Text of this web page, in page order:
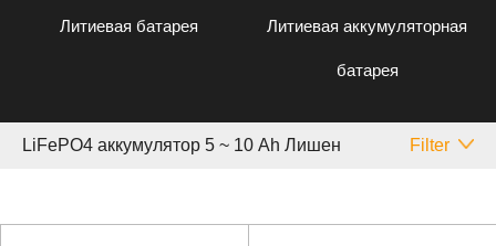
Литиевая батарея Литиевая аккумуляторная
батарея
LiFePO4 аккумулятор 5 ~ 10 Аh Лишен Filter